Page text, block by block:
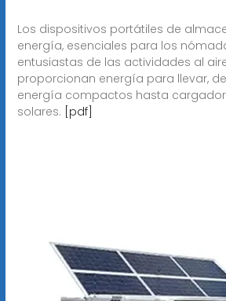
Los dispositivos portátiles de
energía, esenciales para los
entusiastas de las actividades al
proporcionan energía para llevar,
energía compactos hasta
solares. [pdf]